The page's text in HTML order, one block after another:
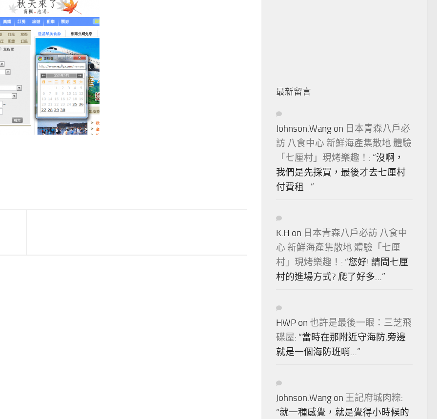
最新留言
Johnson.Wang on 日本青森八戶必
訪 八食中心 新鮮海產集散地 體驗
「七厘村」現烤樂趣！ : “沒啊，
我們是先採買，最後才去七厘村
付費租…”
K.H on 日本青森八戶必訪 八食中
心 新鮮海產集散地 體驗「七厘
村」現烤樂趣！ : “您好! 請問七厘
村的進場方式? 爬了好多…”
HWP on 也許是最後一眼：三芝飛
碟屋: “當時在那附近守海防,旁邊
就是一個海防班哨…”
Johnson.Wang on 王記府城肉粽:
“就一種感覺，就是覺得小時候的